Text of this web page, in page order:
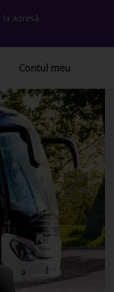
adresă
Contul meu